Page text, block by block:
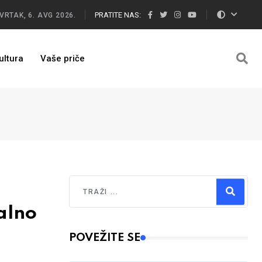
6. AVG 2026. PRATITE NAS:
Vaše priče
Type 2 or more characters for results.
POVEŽITE SE